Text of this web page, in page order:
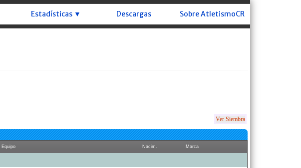
Estadísticas ▼ Descargas Sobre AtletismoCR
Ver Siembra
Equipo Nacim. Marca